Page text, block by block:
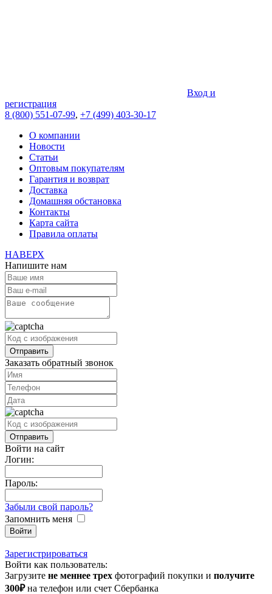
Вход и
регистрация
8 (800) 551-07-99, +7 (499) 403-30-17
О компании
Новости
Статьи
Оптовым покупателям
Гарантия и возврат
Доставка
Домашняя обстановка
Контакты
Карта сайта
Правила оплаты
НАВЕРХ
Напишите нам
Заказать обратный звонок
Войти на сайт
Логин:
Пароль:
Забыли свой пароль?
Запомнить меня
Зарегистрироваться
Войти как пользователь:
Загрузите не меннее трех фотографий покупки и получите
300₽на телефон или счет Сбербанка